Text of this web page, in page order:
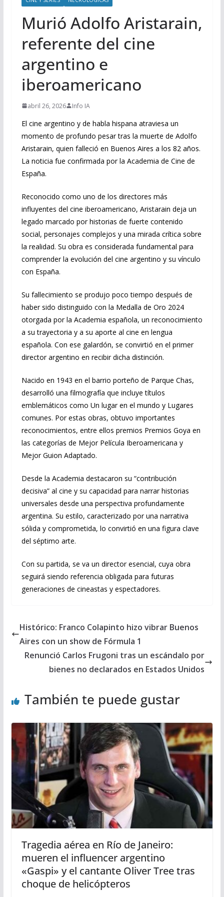
Murió Adolfo Aristarain,
referente del cine
argentino e
iberoamericano
abril 26, 2026 Info IA
El cine argentino y de habla hispana atraviesa un
momento de profundo pesar tras la muerte de Adolfo
Aristarain, quien falleció en Buenos Aires a los 82 años.
La noticia fue confirmada por la Academia de Cine de
España.
Reconocido como uno de los directores más
influyentes del cine iberoamericano, Aristarain deja un
legado marcado por historias de fuerte contenido
social, personajes complejos y una mirada crítica sobre
la realidad. Su obra es considerada fundamental para
comprender la evolución del cine argentino y su vínculo
con España.
Su fallecimiento se produjo poco tiempo después de
haber sido distinguido con la Medalla de Oro 2024
otorgada por la Academia española, un reconocimiento
a su trayectoria y a su aporte al cine en lengua
española. Con ese galardón, se convirtió en el primer
director argentino en recibir dicha distinción.
Nacido en 1943 en el barrio porteño de Parque Chas,
desarrolló una filmografía que incluye títulos
emblemáticos como Un lugar en el mundo y Lugares
comunes. Por estas obras, obtuvo importantes
reconocimientos, entre ellos premios Premios Goya en
las categorías de Mejor Película Iberoamericana y
Mejor Guion Adaptado.
Desde la Academia destacaron su “contribución
decisiva” al cine y su capacidad para narrar historias
universales desde una perspectiva profundamente
argentina. Su estilo, caracterizado por una narrativa
sólida y comprometida, lo convirtió en una figura clave
del séptimo arte.
Con su partida, se va un director esencial, cuya obra
seguirá siendo referencia obligada para futuras
generaciones de cineastas y espectadores.
Histórico: Franco Colapinto hizo vibrar Buenos
Aires con un show de Fórmula 1
Renunció Carlos Frugoni tras un escándalo por
bienes no declarados en Estados Unidos
También te puede gustar
Tragedia aérea en Río de Janeiro:
mueren el influencer argentino
«Gaspi» y el cantante Oliver Tree tras
choque de helicópteros